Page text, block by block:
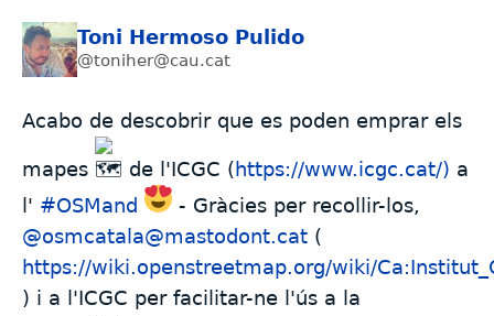
Toni Hermoso Pulido
@toniher@cau.cat
Acabo de descobrir que es poden emprar els
mapes de l'ICGC (https://www.icgc.cat/) a
l' #OSMand
- Gràcies per recollir-los,
@osmcatala@mastodont.cat (
https://wiki.openstreetmap.org/wiki/
) i a l'ICGC per facilitar-ne l'ús a la